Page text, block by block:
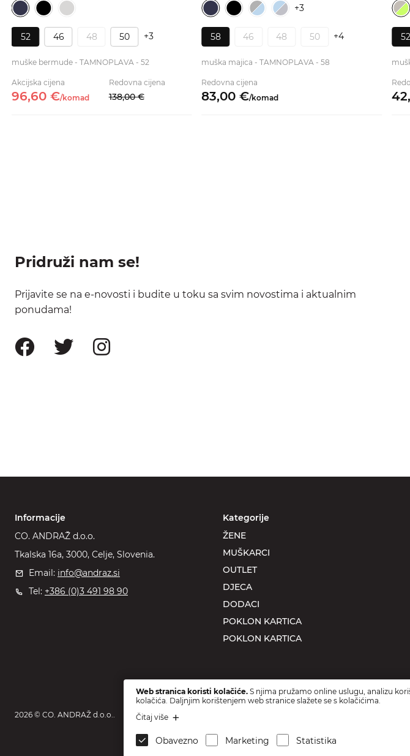
52 46 48 50 +3
muške bermude - TAMNOPLAVA - 52
Akcijska cijena
96,60 €/komad
Redovna cijena
138,00 €
+3
58 46 48 50 +4
muška majica - TAMNOPLAVA - 58
Redovna cijena
83,00 €/komad
52
42,
Pridruži nam se!
Prijavite se na e-novosti i budite u toku sa svim novostima i aktualnim
ponudama!
Informacije
CO. ANDRAŽ d.o.o.
Tkalska 16a, 3000, Celje, Slovenia.
Email: info@andraz.si
Tel: +386 (0)3 491 98 90
Kategorije
ŽENE
MUŠKARCI
OUTLET
DJECA
DODACI
POKLON KARTICA
POKLON KARTICA
2026 © CO. ANDRAŽ d.o.o..
Web stranica koristi kolačiće. S njima pružamo online uslugu, analizu
kolačića. Daljnjim korištenjem web stranice slažete se s kolačićima.
Čitaj više
Obavezno Marketing Statistika